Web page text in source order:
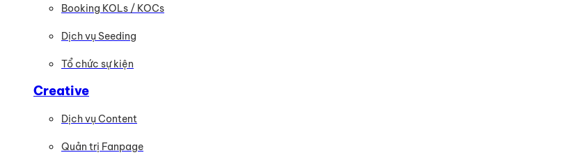
Booking KOLs / KOCs
Dịch vụ Seeding
Tổ chức sự kiện
Creative
Dịch vụ Content
Quản trị Fanpage